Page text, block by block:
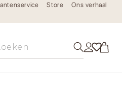
Store Ons verhaal